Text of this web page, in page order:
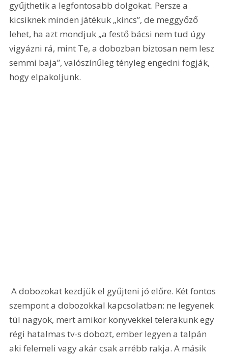
gyűjthetik a legfontosabb dolgokat. Persze a
kicsiknek minden játékuk „kincs”, de meggyőző
lehet, ha azt mondjuk „a festő bácsi nem tud úgy
vigyázni rá, mint Te, a dobozban biztosan nem lesz
semmi baja”, valószínűleg tényleg engedni fogják,
hogy elpakoljunk.
A dobozokat kezdjük el gyűjteni jó előre. Két fontos
szempont a dobozokkal kapcsolatban: ne legyenek
túl nagyok, mert amikor könyvekkel telerakunk egy
régi hatalmas tv-s dobozt, ember legyen a talpán
aki felemeli vagy akár csak arrébb rakja. A másik